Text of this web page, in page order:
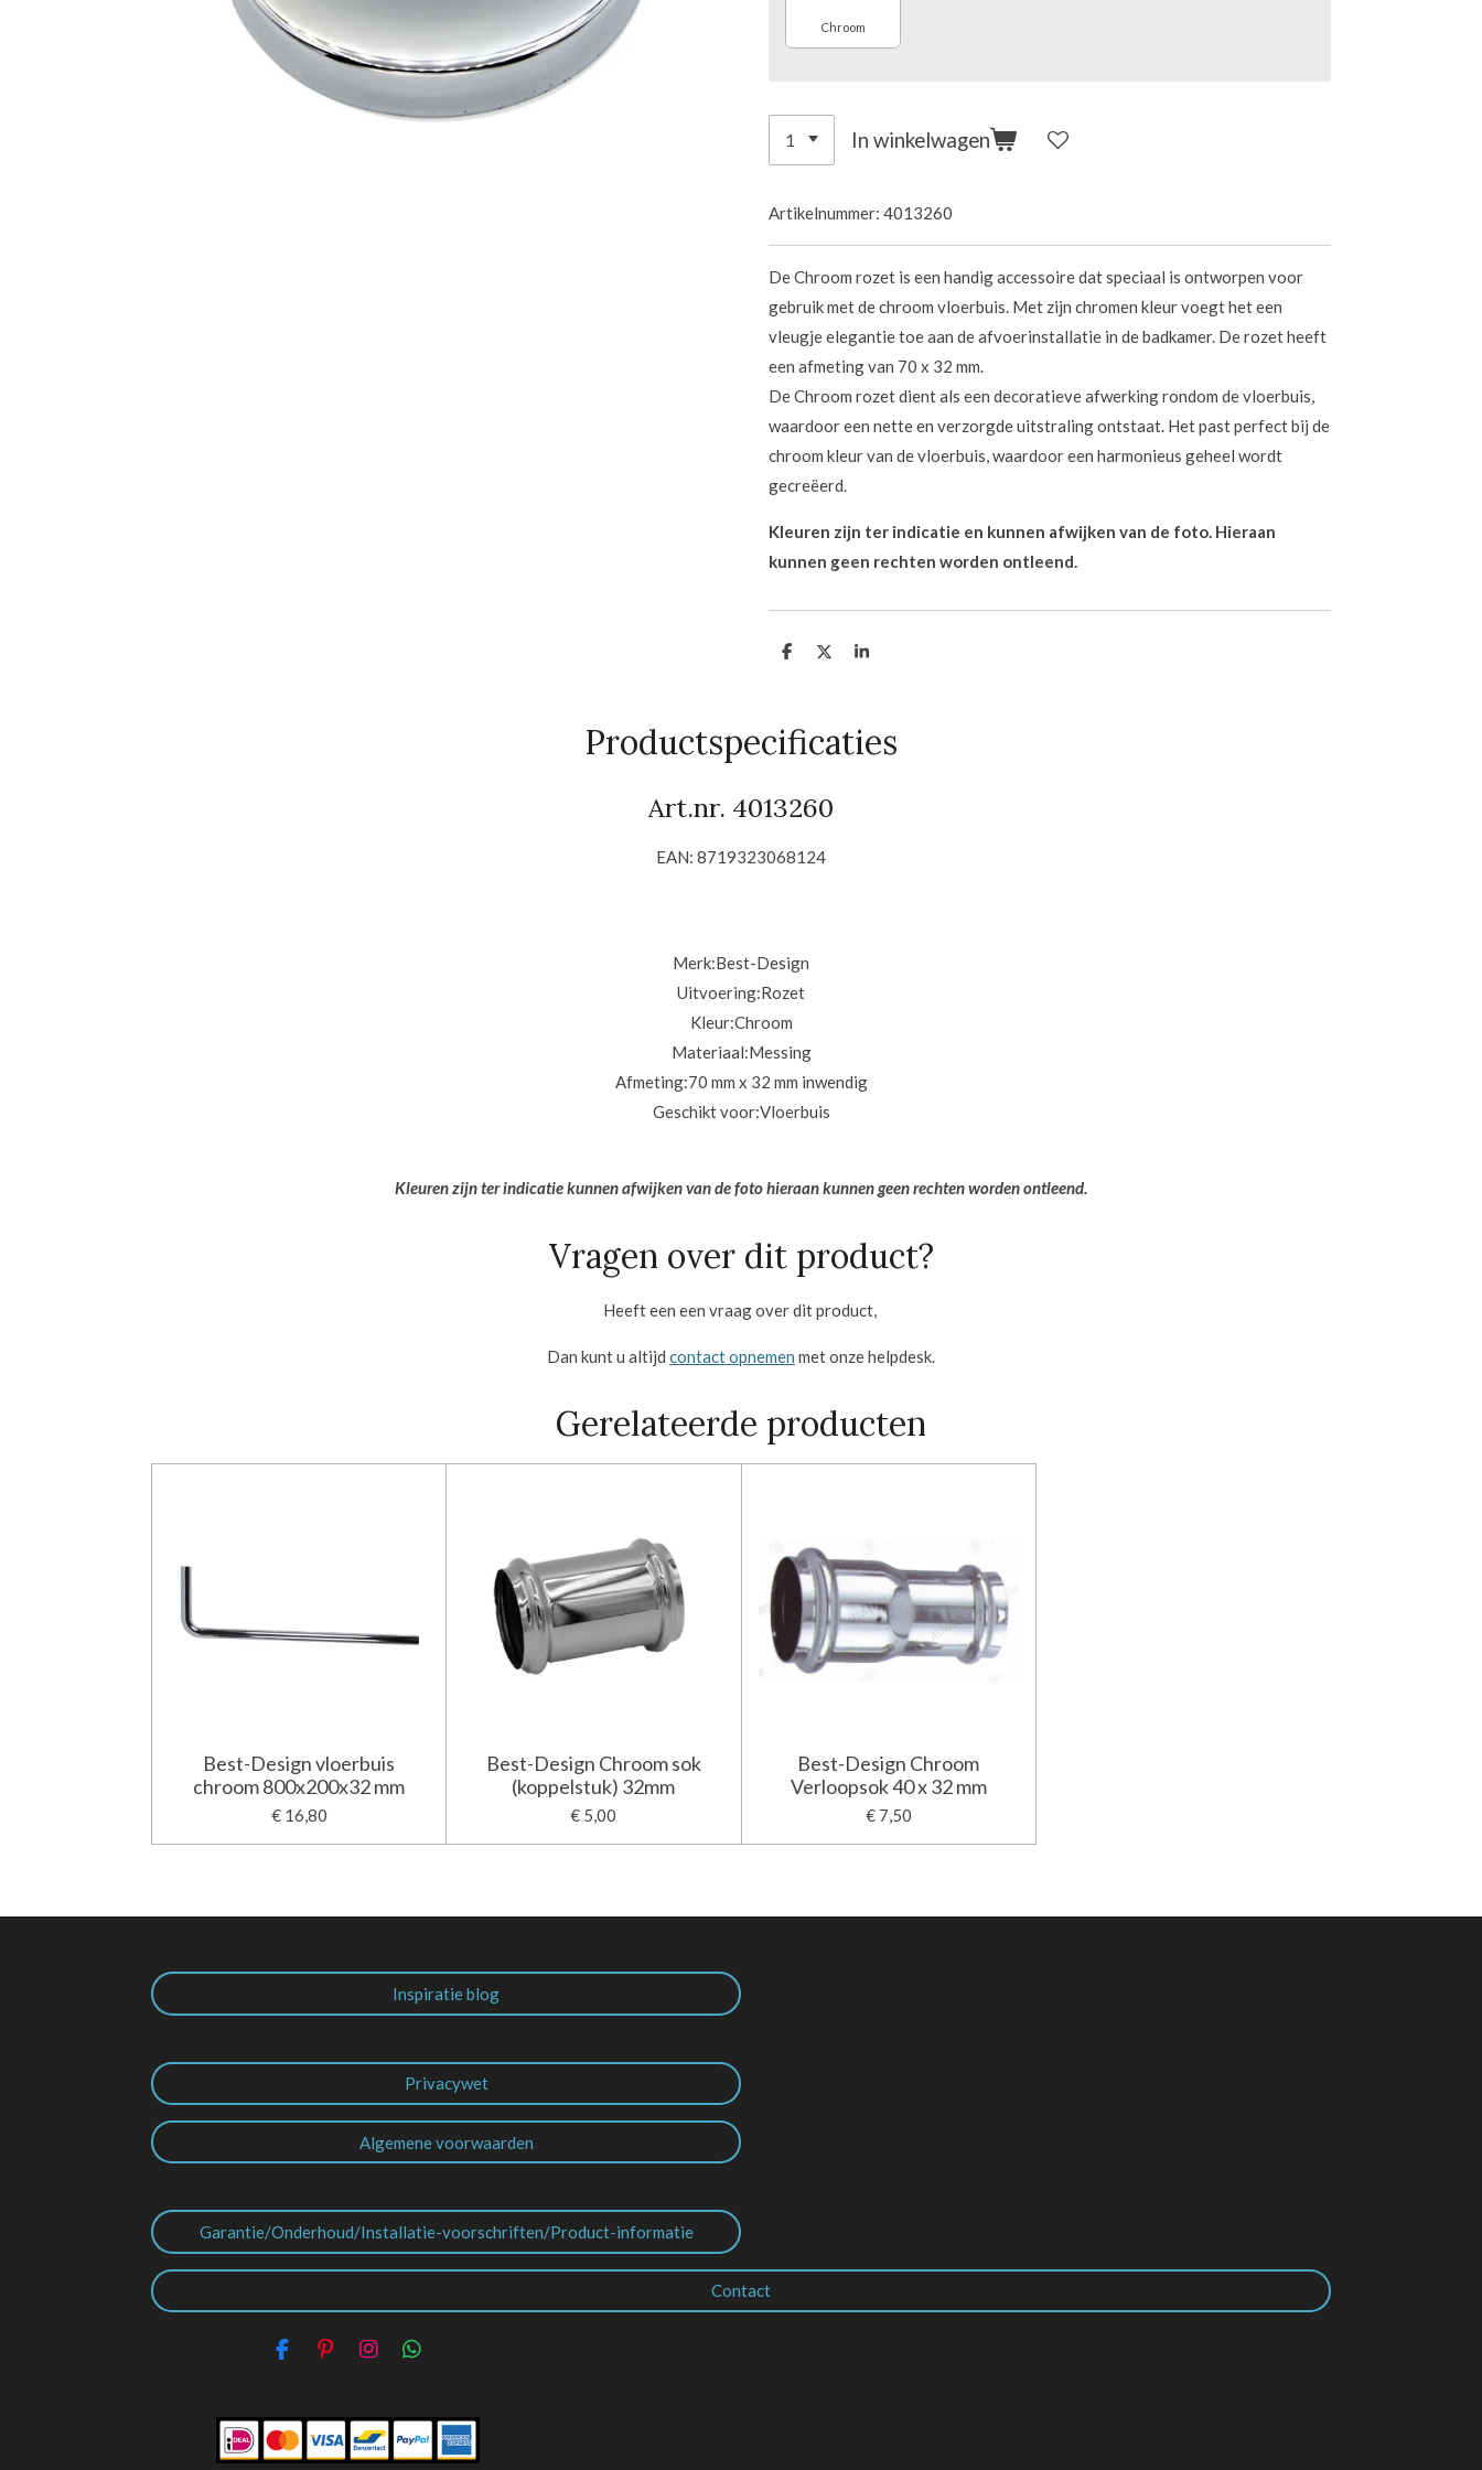
Chroom
In winkelwagen
Artikelnummer: 4013260
De Chroom rozet is een handig accessoire dat speciaal is ontworpen voor
gebruik met de chroom vloerbuis. Met zijn chromen kleur voegt het een
vleugje elegantie toe aan de afvoerinstallatie in de badkamer. De rozet heeft
een afmeting van 70 x 32 mm.
De Chroom rozet dient als een decoratieve afwerking rondom de vloerbuis,
waardoor een nette en verzorgde uitstraling ontstaat. Het past perfect bij de
chroom kleur van de vloerbuis, waardoor een harmonieus geheel wordt
gecreëerd.
Kleuren zijn ter indicatie en kunnen afwijken van de foto. Hieraan
kunnen geen rechten worden ontleend.
D
D
S
Productspecificaties
Art.nr. 4013260
EAN: 8719323068124
Merk:Best-Design
Uitvoering:Rozet
Kleur:Chroom
Materiaal:Messing
Afmeting:70 mm x 32 mm inwendig
Geschikt voor:Vloerbuis
Kleuren zijn ter indicatie kunnen afwijken van de foto hieraan kunnen geen rechten worden ontleend.
Vragen over dit product?
Heeft een een vraag over dit product,
Dan kunt u altijd contact opnemen met onze helpdesk.
Gerelateerde producten
Best-Design vloerbuis
chroom 800x200x32 mm
€ 16,80
Best-Design Chroom sok
(koppelstuk) 32mm
€ 5,00
Best-Design Chroom
Verloopsok 40 x 32 mm
€ 7,50
Inspiratie blog
Privacywet
Algemene voorwaarden
Garantie/Onderhoud/Installatie-voorschriften/Product-informatie
Contact
F
e
b
o
P
t
e
r
I
t
a
g
W
t
s
A